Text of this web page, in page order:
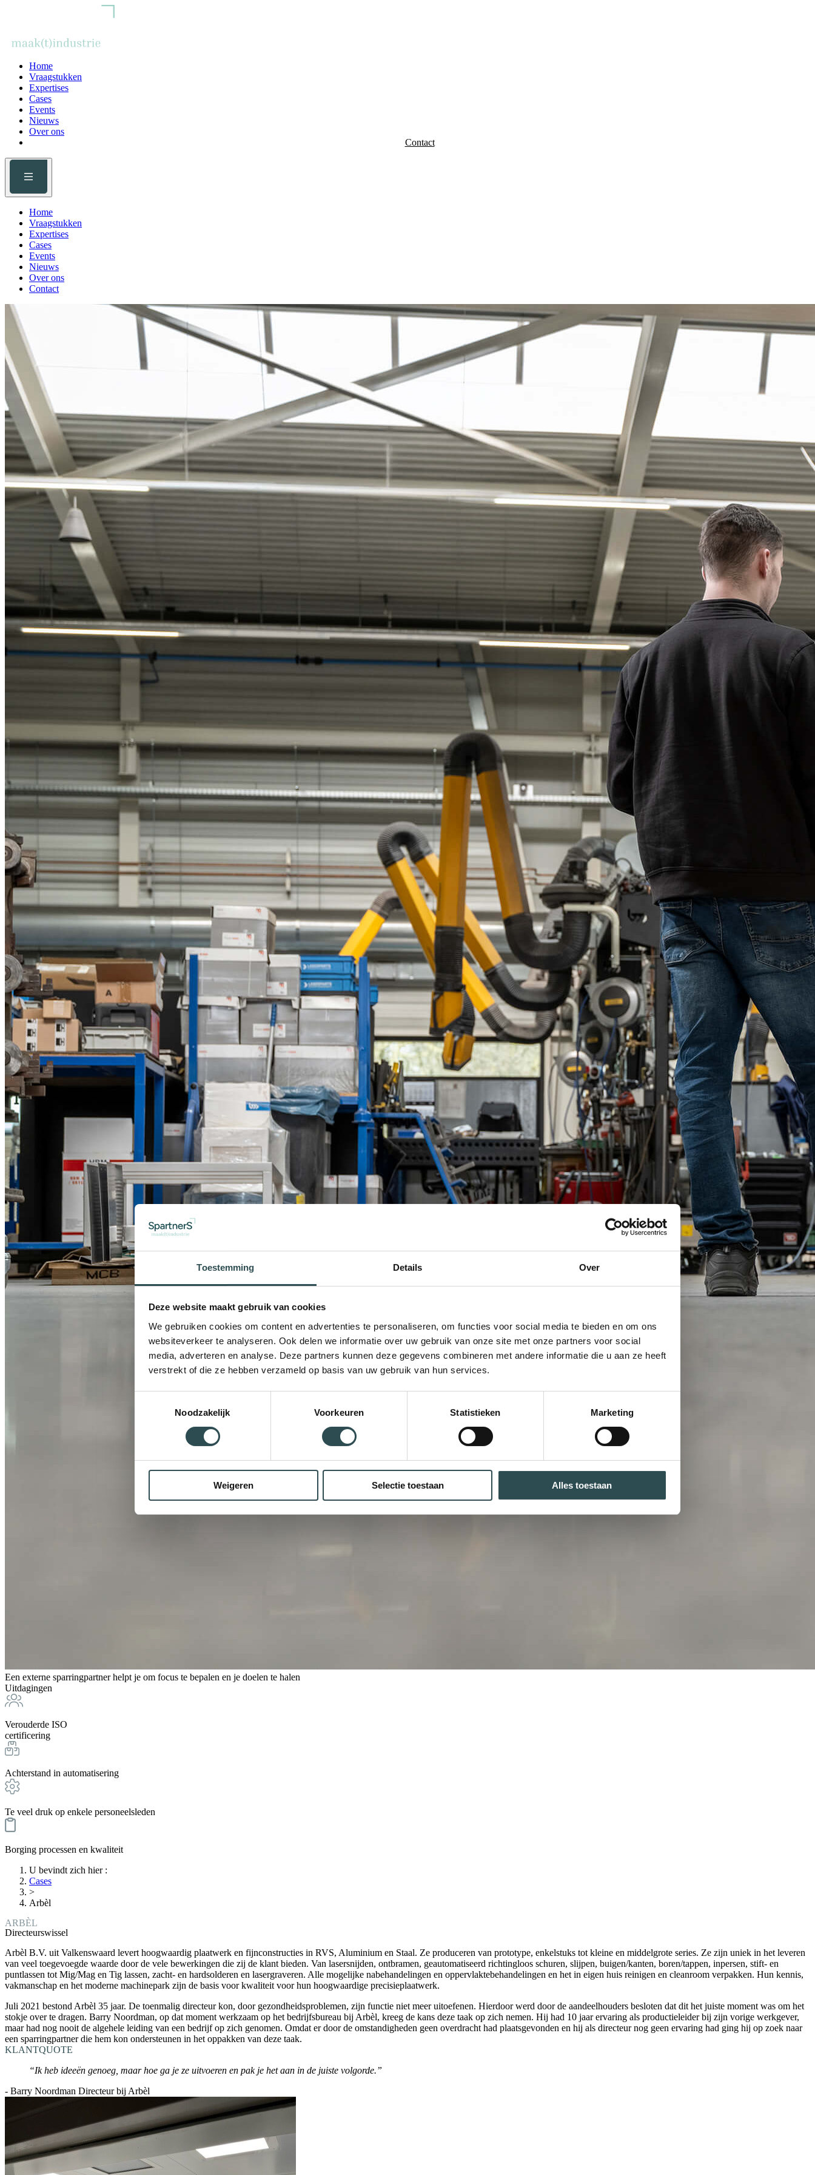
Toestemming Details Over
Deze website maakt gebruik van cookies
We gebruiken cookies om content en advertenties te personaliseren, om functies voor social media te bieden en om ons
websiteverkeer te analyseren. Ook delen we informatie over uw gebruik van onze site met onze partners voor social
media, adverteren en analyse. Deze partners kunnen deze gegevens combineren met andere informatie die u aan ze heeft
verstrekt of die ze hebben verzameld op basis van uw gebruik van hun services.
Noodzakelijk
Voorkeuren Statistieken Marketing
Weigeren Selectie toestaan Alles toestaan
Home
Vraagstukken
Expertises
Cases
Events
Nieuws
Over ons
Contact
Home
Vraagstukken
Expertises
Cases
Events
Nieuws
Over ons
Contact
Een externe sparringpartner helpt je om focus te bepalen en je doelen te halen
Uitdagingen
Verouderde ISO
certificering
Achterstand in automatisering
Te veel druk op enkele personeelsleden
Borging processen en kwaliteit
U bevindt zich hier :
Cases
>
Arbèl
ARBÈL
Directeurswissel
Arbèl B.V. uit Valkenswaard levert hoogwaardig plaatwerk en fijnconstructies in RVS, Aluminium en Staal. Ze produceren van prototype, enkelstuks tot kleine en middelgrote series. Ze zijn uniek in het leveren
van veel toegevoegde waarde door de vele bewerkingen die zij de klant bieden. Van lasersnijden, ontbramen, geautomatiseerd richtingloos schuren, slijpen, buigen/kanten, boren/tappen, inpersen, stift- en
puntlassen tot Mig/Mag en Tig lassen, zacht- en hardsolderen en lasergraveren. Alle mogelijke nabehandelingen en oppervlaktebehandelingen en het in eigen huis reinigen en cleanroom verpakken. Hun kennis,
vakmanschap en het moderne machinepark zijn de basis voor kwaliteit voor hun hoogwaardige precisieplaatwerk.
Juli 2021 bestond Arbèl 35 jaar. De toenmalig directeur kon, door gezondheidsproblemen, zijn functie niet meer uitoefenen. Hierdoor werd door de aandeelhouders besloten dat dit het juiste moment was om het
stokje over te dragen. Barry Noordman, op dat moment werkzaam op het bedrijfsbureau bij Arbèl, kreeg de kans deze taak op zich nemen. Hij had 10 jaar ervaring als productieleider bij zijn vorige werkgever,
maar had nog nooit de algehele leiding van een bedrijf op zich genomen. Omdat er door de omstandigheden geen overdracht had plaatsgevonden en hij als directeur nog geen ervaring had ging hij op zoek naar
een sparringpartner die hem kon ondersteunen in het oppakken van deze taak.
KLANTQUOTE
“Ik heb ideeën genoeg, maar hoe ga je ze uitvoeren en pak je het aan in de juiste volgorde.”
- Barry Noordman Directeur bij Arbèl